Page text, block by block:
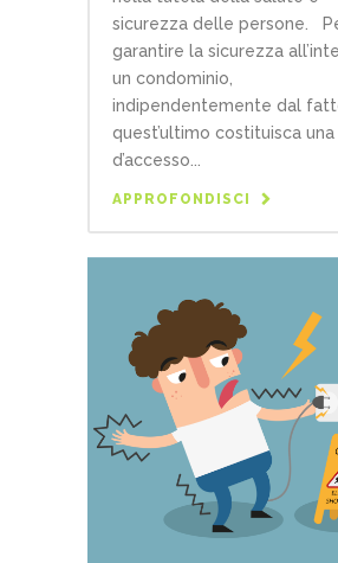
sicurezza delle persone.
garantire la sicurezza
un condominio,
indipendentemente dal
quest’ultimo costituisca
d’accesso...
APPROFONDISCI